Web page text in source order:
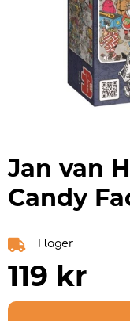
Jan van
Candy
I lager
119 kr